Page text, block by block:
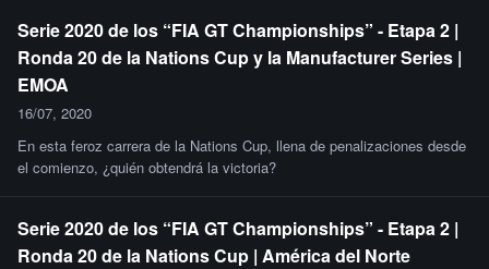
Serie 2020 de los “FIA GT Championships” - Etapa 2 |
Ronda 20 de la Nations Cup y la Manufacturer Series |
EMOA
16/07, 2020
En esta feroz carrera de la Nations Cup, llena de penalizaciones desde
el comienzo, ¿quién obtendrá la victoria?
Serie 2020 de los “FIA GT Championships” - Etapa 2 |
Ronda 20 de la Nations Cup | América del Norte